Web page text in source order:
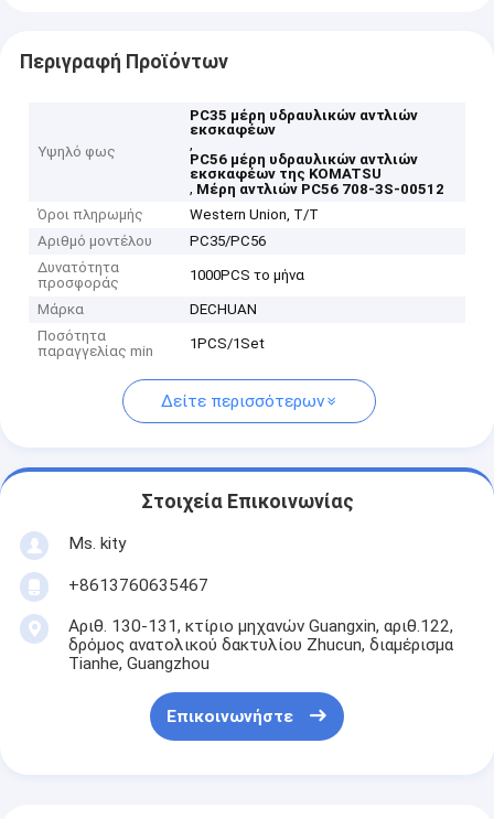
Περιγραφή Προϊόντων
Υψηλό φως
PC35 μέρη υδραυλικών αντλιών
εκσκαφέων
,
PC56 μέρη υδραυλικών αντλιών
εκσκαφέων της KOMATSU
, Μέρη αντλιών PC56 708-3S-00512
Όροι πληρωμής
Western Union, T/T
Αριθμό μοντέλου
PC35/PC56
Δυνατότητα
προσφοράς
1000PCS το μήνα
Μάρκα
DECHUAN
Ποσότητα
παραγγελίας min
1PCS/1Set
Δείτε περισσότερων
Στοιχεία Επικοινωνίας
Ms. kity
+8613760635467
Αριθ. 130-131, κτίριο μηχανών Guangxin, αριθ.122,
δρόμος ανατολικού δακτυλίου Zhucun, διαμέρισμα
Tianhe, Guangzhou
Επικοινωνήστε